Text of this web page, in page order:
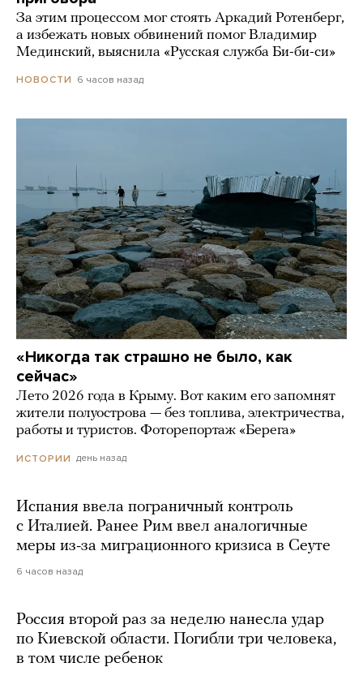
За этим процессом мог стоять Аркадий Ротенберг,
а избежать новых обвинений помог Владимир
Мединский, выяснила «Русская служба Би-би-си»
НОВОСТИ 6 часов назад
«Никогда так страшно не было, как
сейчас»
Лето 2026 года в Крыму. Вот каким его запомнят
жители полуострова — без топлива, электричества,
работы и туристов. Фоторепортаж «Берега»
ИСТОРИИ день назад
Испания ввела пограничный контроль
с Италией. Ранее Рим ввел аналогичные
меры из-за миграционного кризиса в Сеуте
6 часов назад
Россия второй раз за неделю нанесла удар
по Киевской области. Погибли три человека,
в том числе ребенок